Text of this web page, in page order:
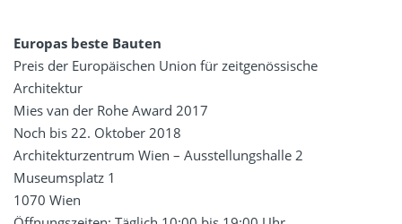
Europas beste Bauten
Preis der Europäischen Union für zeitgenössische
Architektur
Mies van der Rohe Award 2017
Noch bis 22. Oktober 2018
Architekturzentrum Wien – Ausstellungshalle 2
Museumsplatz 1
1070 Wien